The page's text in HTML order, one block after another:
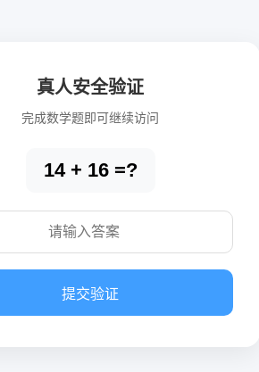
真人安全验证
完成数学题即可继续访问
14 + 16 =?
提交验证